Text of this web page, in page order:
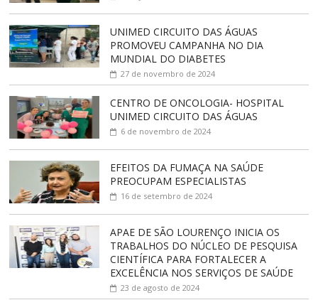
UNIMED CIRCUITO DAS ÁGUAS
PROMOVEU CAMPANHA NO DIA
MUNDIAL DO DIABETES
27 de novembro de 2024
CENTRO DE ONCOLOGIA- HOSPITAL
UNIMED CIRCUITO DAS ÁGUAS
6 de novembro de 2024
EFEITOS DA FUMAÇA NA SAÚDE
PREOCUPAM ESPECIALISTAS
16 de setembro de 2024
APAE DE SÃO LOURENÇO INICIA OS
TRABALHOS DO NÚCLEO DE PESQUISA
CIENTÍFICA PARA FORTALECER A
EXCELÊNCIA NOS SERVIÇOS DE SAÚDE
23 de agosto de 2024